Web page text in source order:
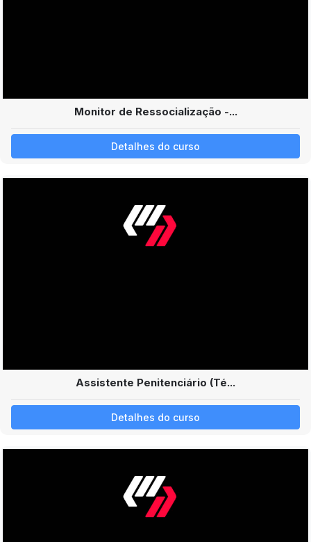
Monitor de Ressocialização -...
Detalhes do curso
Assistente Penitenciário (Té...
Detalhes do curso